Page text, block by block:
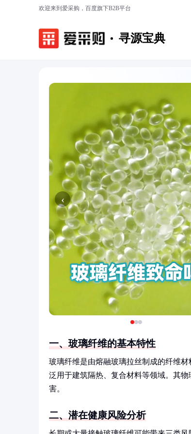
欢迎来到爱采购，百度旗下B2B平台
寻源宝典
‹
一、玻璃纤维的基本特性
玻璃纤维是由熔融玻璃拉丝制成的纤维
泛用于建筑隔热、复合材料等领域。其
害。
二、潜在健康风险分析